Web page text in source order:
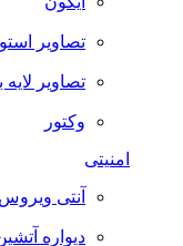
تصاویر
تصاویر لایه
وکتور
امنیتی
آنتی ویروس
دیواره